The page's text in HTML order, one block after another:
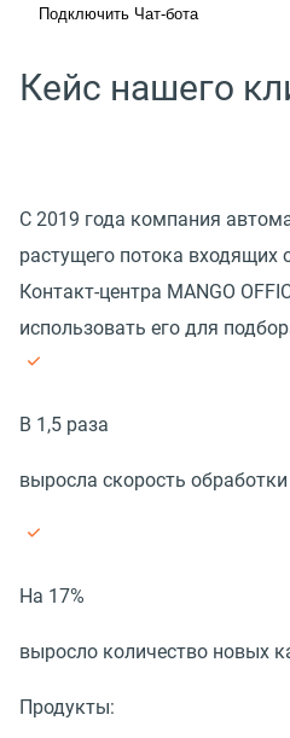
Подключить Чат-бота
Кейс нашего
С 2019 года компания
растущего потока
Контакт-центра MANGO
использовать его для
В 1,5 раза
выросла скорость
На 17%
выросло количество новых
Продукты: